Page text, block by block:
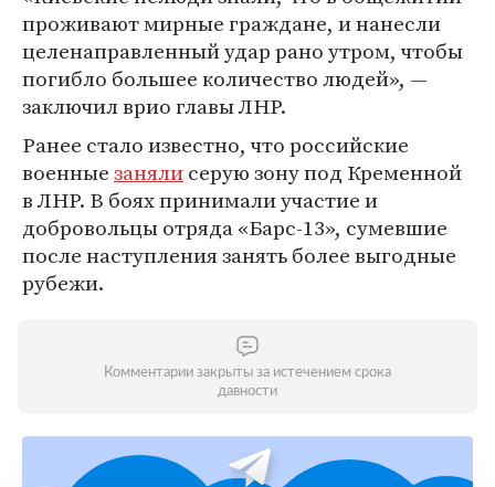
проживают мирные граждане, и нанесли
целенаправленный удар рано утром, чтобы
погибло большее количество людей», —
заключил врио главы ЛНР.
Ранее стало известно, что российские
военныезанялисерую зону под Кременной
в ЛНР. В боях принимали участие и
добровольцы отряда «Барс-13», сумевшие
после наступления занять более выгодные
рубежи.
Комментарии закрыты за истечением срока
давности